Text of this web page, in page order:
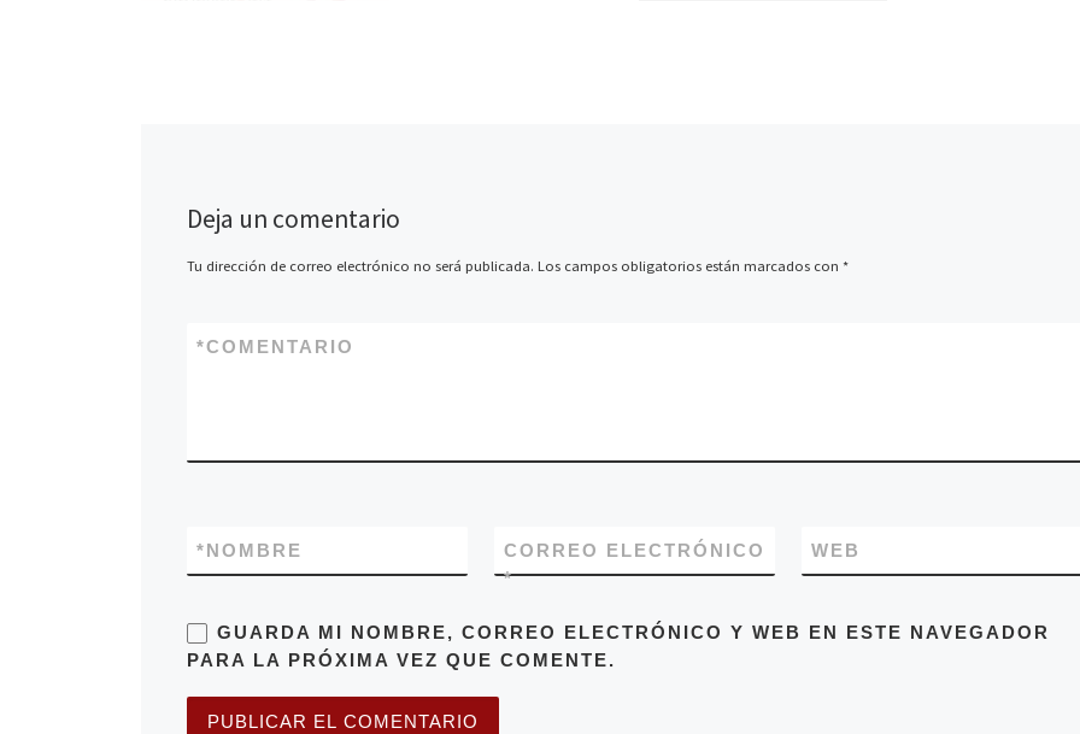
Deja un comentario
Tu dirección de correo electrónico no será publicada. Los campos obligatorios están marcados con *
COMENTARIO
*
NOMBRE
*
CORREO ELECTRÓNICO
*
WEB
GUARDA MI NOMBRE, CORREO ELECTRÓNICO Y WEB EN ESTE NAVEGADOR
PARA LA PRÓXIMA VEZ QUE COMENTE.